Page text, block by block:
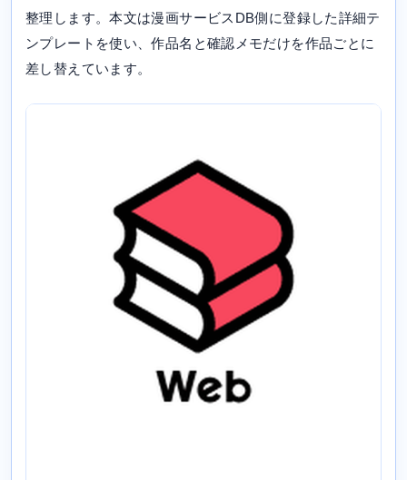
整理します。本文は漫画サービスDB側に登録した詳細テ
ンプレートを使い、作品名と確認メモだけを作品ごとに
差し替えています。